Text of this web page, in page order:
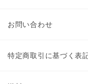
お問い合わせ
特定商取引に基づく表